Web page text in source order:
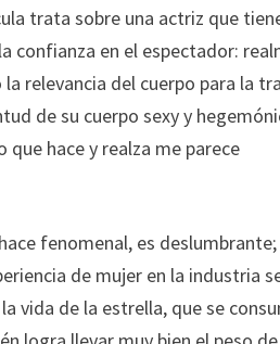
trata sobre una actriz que
confianza en el espectador:
relevancia del cuerpo para la
de su cuerpo sexy y
hace y realza me parece
fenomenal, es deslumbrante;
de mujer en la industria
vida de la estrella, que se